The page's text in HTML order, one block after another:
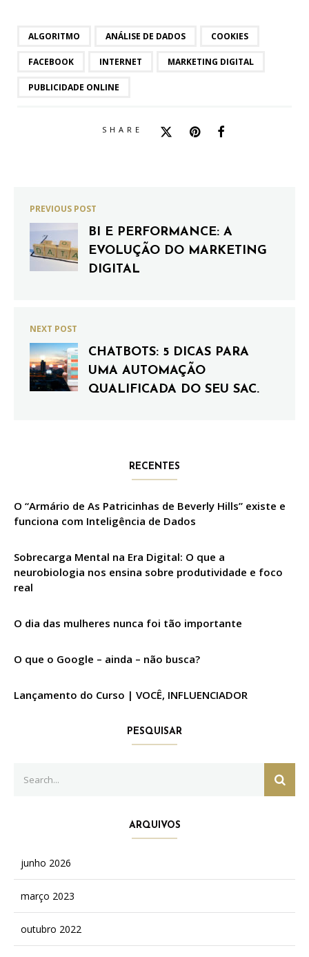
ALGORITMO ANÁLISE DE DADOS COOKIES
FACEBOOK INTERNET MARKETING DIGITAL
PUBLICIDADE ONLINE
SHARE
PREVIOUS POST
BI E PERFORMANCE: A
EVOLUÇÃO DO MARKETING
DIGITAL
NEXT POST
CHATBOTS: 5 DICAS PARA
UMA AUTOMAÇÃO
QUALIFICADA DO SEU SAC.
RECENTES
O “Armário de As Patricinhas de Beverly Hills” existe e
funciona com Inteligência de Dados
Sobrecarga Mental na Era Digital: O que a
neurobiologia nos ensina sobre produtividade e foco
real
O dia das mulheres nunca foi tão importante
O que o Google – ainda – não busca?
Lançamento do Curso | VOCÊ, INFLUENCIADOR
PESQUISAR
for:
ARQUIVOS
junho 2026
março 2023
outubro 2022